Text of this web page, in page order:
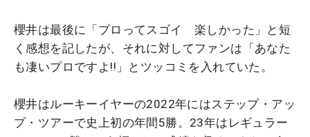
櫻井は最後に「プロってスゴイ 楽しかった」と短
く感想を記したが、それに対してファンは「あなた
も凄いプロですよ!!」とツッコミを入れていた。
櫻井はルーキーイヤーの2022年にはステップ・アッ
プ・ツアーで史上初の年間5勝。23年はレギュラー